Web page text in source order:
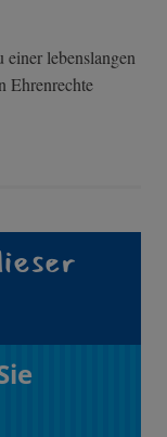
lebenslangen
Ehrenrechte